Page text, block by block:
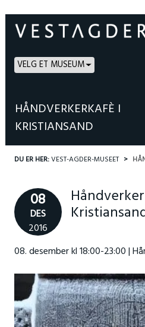
VELG ET MUSEUM
HÅNDVERKERKAFÈ I
KRISTIANSAND
DU ER HER:VEST-AGDER-MUSEET
08
DES
2016
08. desember kl 18:00-23:00 |